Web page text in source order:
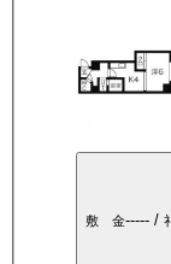
敷 金-----/